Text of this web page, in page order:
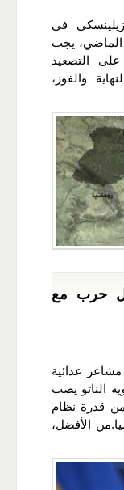
في
الفيديو في 20 أبريل الماضي، يجب
التصعيد
والفوز،
حرب مع
عدائية
الناتو يصب
قدرة نظام
الأفضل،